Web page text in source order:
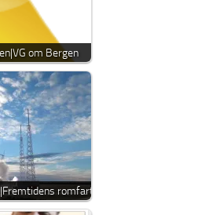
om Bergen
romfart